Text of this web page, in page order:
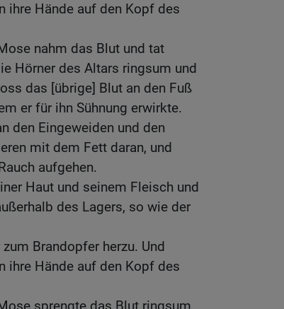
ihre Hände auf den Kopf des
nahm das Blut und tat
Hörner des Altars ringsum und
das [übrige] Blut an den Fuß
er für ihn Sühnung erwirkte.
den Eingeweiden und den
mit dem Fett daran, und
aufgehen.
Haut und seinem Fleisch und
des Lagers, so wie der
Brandopfer herzu. Und
ihre Hände auf den Kopf des